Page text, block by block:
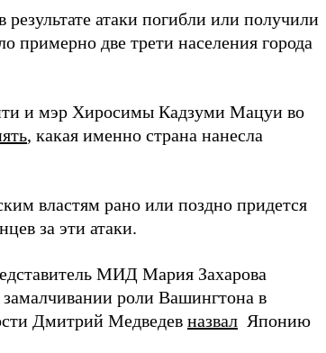
атаки погибли или получили
примерно две трети населения города
и мэр Хиросимы Кадзуми Мацуи во
, какая именно страна нанесла
властям рано или поздно придется
за эти атаки.
МИД Мария Захарова
роли Вашингтона в
Дмитрий Медведев назвал Японию